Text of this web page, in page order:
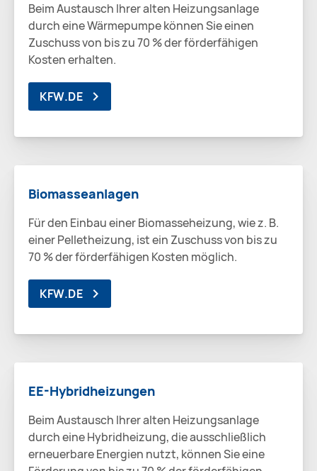
Beim Austausch Ihrer alten Heizungsanlage
durch eine Wärmepumpe können Sie einen
Zuschuss von bis zu 70 % der förderfähigen
Kosten erhalten.
KFW.DE
Biomasseanlagen
Für den Einbau einer Biomasseheizung, wie z. B.
einer Pelletheizung, ist ein Zuschuss von bis zu
70 % der förderfähigen Kosten möglich.
KFW.DE
EE-Hybridheizungen
Beim Austausch Ihrer alten Heizungsanlage
durch eine Hybridheizung, die ausschließlich
erneuerbare Energien nutzt, können Sie eine